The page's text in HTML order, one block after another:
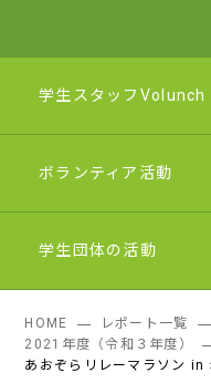
学生スタッフVolunch
学生スタッフ
2025年度（令和７年
2023年度（令和５
ボランティア活動
ボランティア活動
2019～2026年度（
学生団体の活動
学生団体の活動
HOME レポート一覧
2021年度（令和３年度）
あおぞらリレーマラソン in